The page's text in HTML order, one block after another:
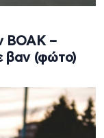
ΒΟΑΚ –
βαν (φώτο)